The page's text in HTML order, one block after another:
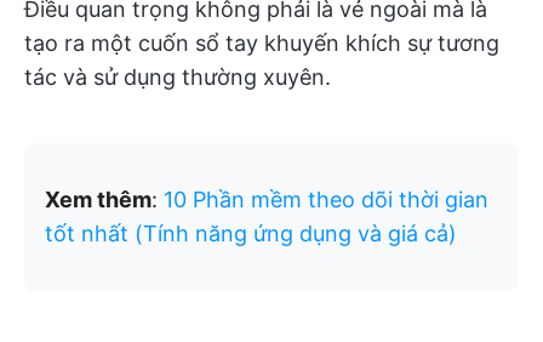
Điều quan trọng không phải là vẻ ngoài mà là
tạo ra một cuốn sổ tay khuyến khích sự tương
tác và sử dụng thường xuyên.
Xem thêm: 10 Phần mềm theo dõi thời gian
tốt nhất (Tính năng ứng dụng và giá cả)